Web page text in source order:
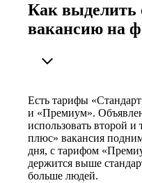
Как выделить
вакансию на
Есть тарифы
и «Премиум».
использовать второй
плюс» вакансия
дня, с тарифом
держится выше
больше людей.